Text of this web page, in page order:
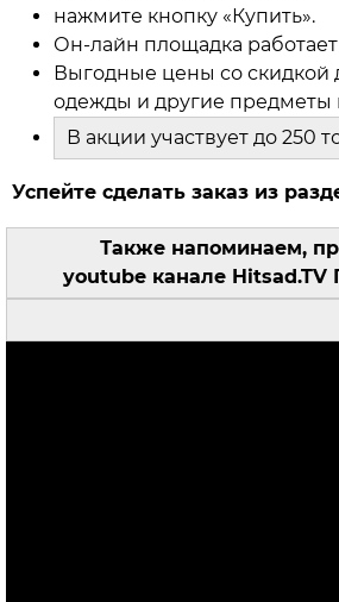
нажмите кнопку «Купить».
Он-лайн площадка работает
Выгодные цены со скидкой
одежды и другие предметы
В акции участвует до 250
Успейте сделать заказ из
Также напоминаем,
youtube канале